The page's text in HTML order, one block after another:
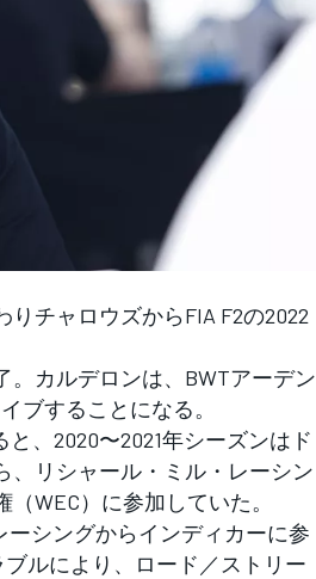
チャロウズからFIA F2の2022
カルデロンは、BWTアーデン
ブすることになる。
、2020〜2021年シーズンはド
、リシャール・ミル・レーシン
WEC）に参加していた。
シングからインディカーに参
ルにより、ロード／ストリー